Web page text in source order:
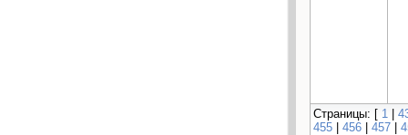
Страницы: [ 1 |
455 | 456 | 457 |